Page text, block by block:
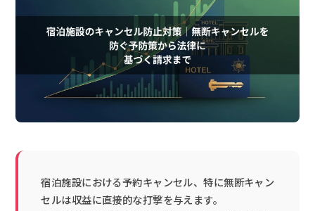
宿泊施設における予約キャンセル、特に無断キャン
セルは収益に直接的な打撃を与えます。